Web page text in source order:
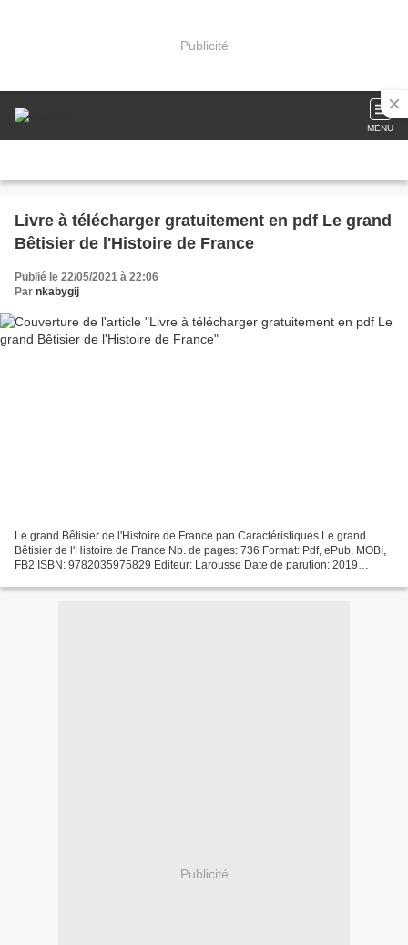
Publicité
MENU
Livre à télécharger gratuitement en pdf Le grand
Bêtisier de l'Histoire de France
Publié le 22/05/2021 à 22:06
Par nkabygij
Le grand Bêtisier de l'Histoire de France pan Caractéristiques Le grand
Bêtisier de l'Histoire de France Nb. de pages: 736 Format: Pdf, ePub, MOBI,
FB2 ISBN: 9782035975829 Editeur: Larousse Date de parution: 2019
Publicité